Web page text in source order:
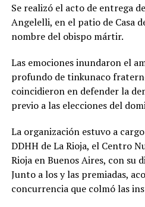
Se realizó el acto de entrega
Angelelli, en el patio de Casa
nombre del obispo mártir.
Las emociones inundaron el
profundo de tinkunaco
coincidieron en defender la
previo a las elecciones del
La organización estuvo a
DDHH de La Rioja, el Centro
Rioja en Buenos Aires, con su
Junto a los y las premiadas,
concurrencia que colmó las